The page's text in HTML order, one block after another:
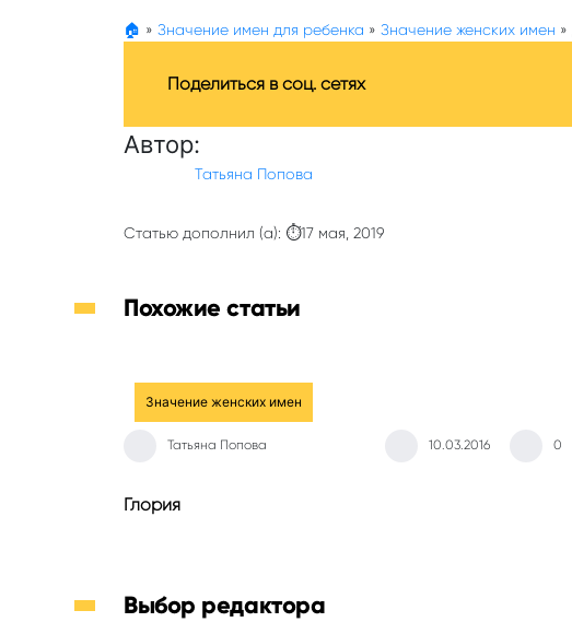
🏠 » Значение имен для ребенка » Значение женских имен »
Поделиться в соц. сетях
Автор:
Татьяна Попова
Статью дополнил (а): ⏱17 мая, 2019
Похожие статьи
Значение женских имен
Татьяна Попова 10.03.2016 0
Глория
Выбор редактора